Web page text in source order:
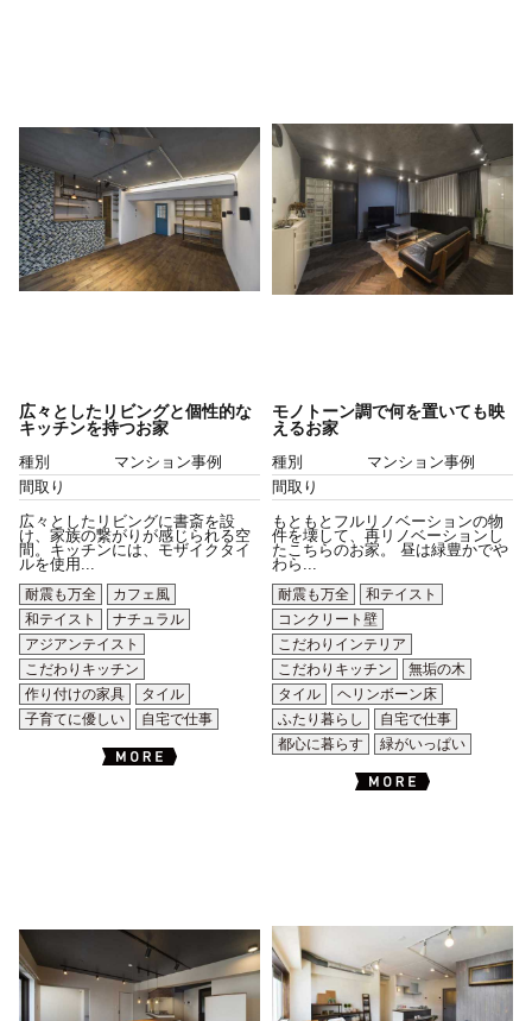
広々としたリビングと個性的な
キッチンを持つお家
種別
マンション事例
間取り
広々としたリビングに書斎を設
け、家族の繋がりが感じられる空
間。キッチンには、モザイクタイ
ルを使用...
耐震も万全
カフェ風
和テイスト
ナチュラル
アジアンテイスト
こだわりキッチン
作り付けの家具
タイル
子育てに優しい
自宅で仕事
モノトーン調で何を置いても映
えるお家
種別
マンション事例
間取り
もともとフルリノベーションの物
件を壊して、再リノベーションし
たこちらのお家。 昼は緑豊かでや
わら...
耐震も万全
和テイスト
コンクリート壁
こだわりインテリア
こだわりキッチン
無垢の木
タイル
ヘリンボーン床
ふたり暮らし
自宅で仕事
都心に暮らす
緑がいっぱい